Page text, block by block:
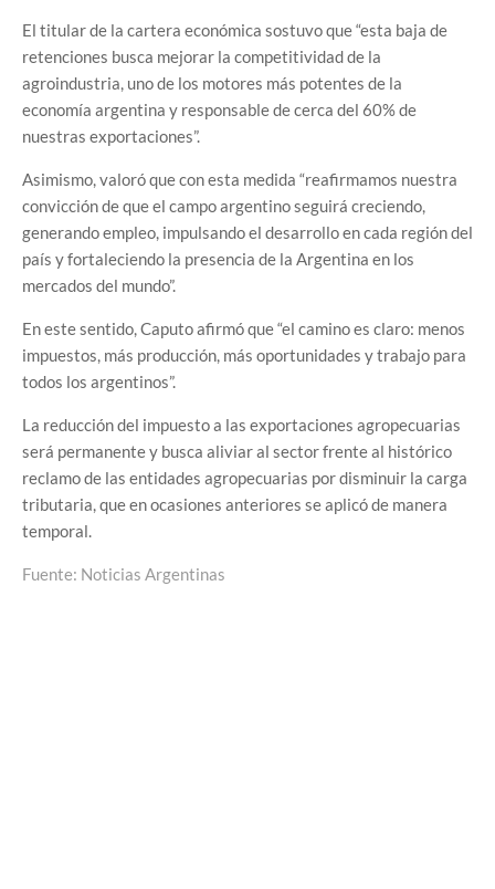
El titular de la cartera económica sostuvo que “esta baja de
retenciones busca mejorar la competitividad de la
agroindustria, uno de los motores más potentes de la
economía argentina y responsable de cerca del 60% de
nuestras exportaciones”.
Asimismo, valoró que con esta medida “reafirmamos nuestra
convicción de que el campo argentino seguirá creciendo,
generando empleo, impulsando el desarrollo en cada región del
país y fortaleciendo la presencia de la Argentina en los
mercados del mundo”.
En este sentido, Caputo afirmó que “el camino es claro: menos
impuestos, más producción, más oportunidades y trabajo para
todos los argentinos”.
La reducción del impuesto a las exportaciones agropecuarias
será permanente y busca aliviar al sector frente al histórico
reclamo de las entidades agropecuarias por disminuir la carga
tributaria, que en ocasiones anteriores se aplicó de manera
temporal.
Fuente: Noticias Argentinas